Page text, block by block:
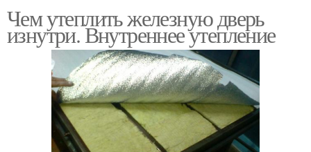
Чем утеплить железную дверь
изнутри. Внутреннее утепление